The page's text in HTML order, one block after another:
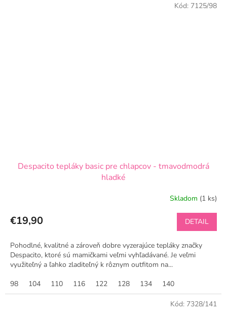
Despacito tepláky basic pre chlapcov - tmavodmodrá
hladké
Skladom (1 ks)
€19,90 DETAIL
Pohodlné, kvalitné a zároveň dobre vyzerajúce tepláky značky
Despacito, ktoré sú mamičkami veľmi vyhľadávané. Je veľmi
využiteľný a ľahko zladiteľný k rôznym outfitom na...
98
104 110 116 122 128 134 140
Kód: 7125/98
Kód: 7328/141